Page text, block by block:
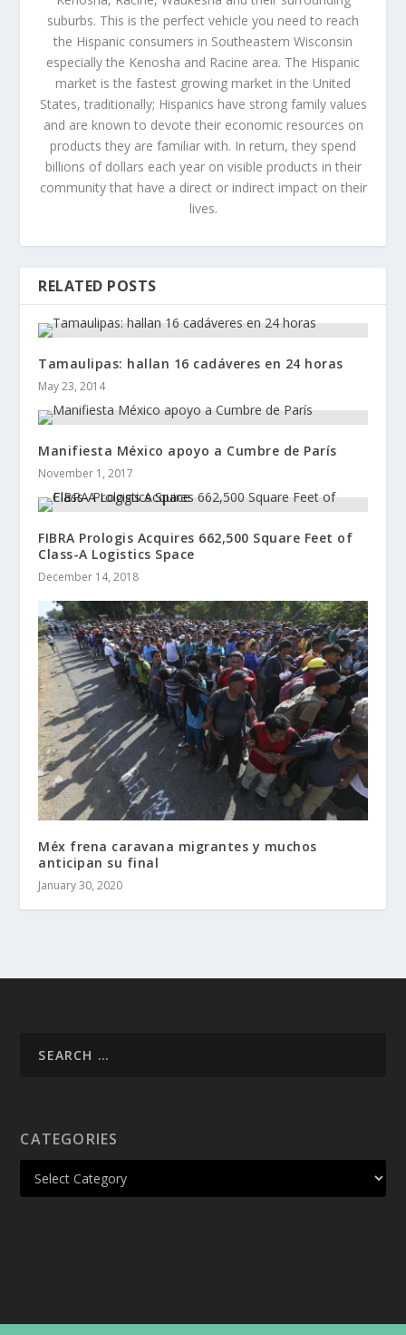
suburbs. This is the perfect vehicle you need to reach
the Hispanic consumers in Southeastern Wisconsin
especially the Kenosha and Racine area. The Hispanic
market is the fastest growing market in the United
States, traditionally; Hispanics have strong family values
and are known to devote their economic resources on
products they are familiar with. In return, they spend
billions of dollars each year on visible products in their
community that have a direct or indirect impact on their
lives.
RELATED POSTS
Tamaulipas: hallan 16 cadáveres en 24 horas
May 23, 2014
Manifiesta México apoyo a Cumbre de París
November 1, 2017
FIBRA Prologis Acquires 662,500 Square Feet of
Class-A Logistics Space
December 14, 2018
Méx frena caravana migrantes y muchos
anticipan su final
January 30, 2020
CATEGORIES